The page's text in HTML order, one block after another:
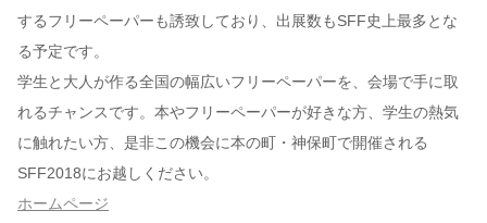
するフリーペーパーも誘致しており、出展数もSFF史上最多とな
る予定です。
学生と大人が作る全国の幅広いフリーペーパーを、会場で手に取
れるチャンスです。本やフリーペーパーが好きな方、学生の熱気
に触れたい方、是非この機会に本の町・神保町で開催される
SFF2018にお越しください。
ホームページ